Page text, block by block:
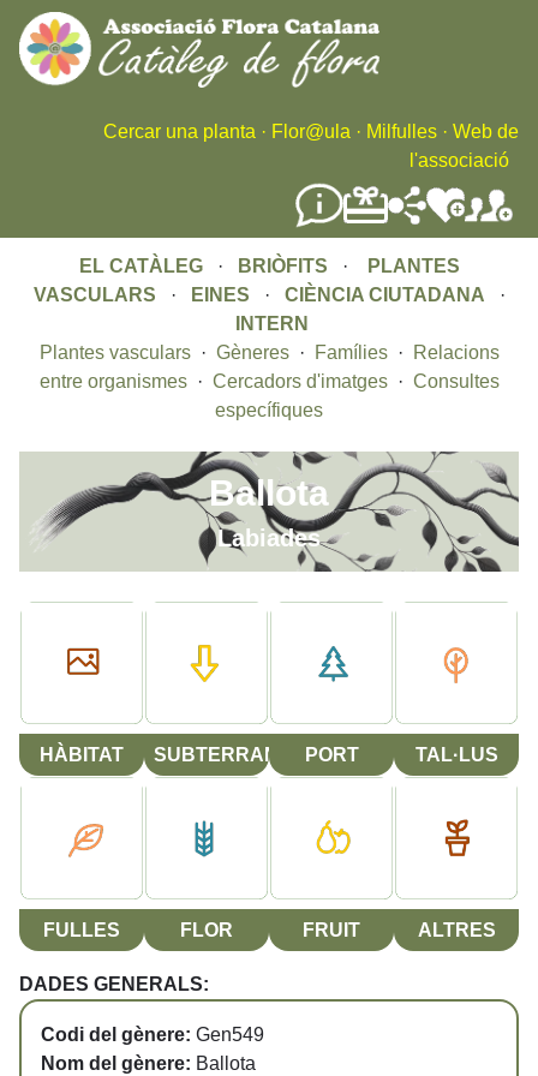
Skip
to
main
content
Cercar una planta · Flor@ula · Milfulles · Web de
l'associació
EL CATÀLEG· BRIÒFITS ·
PLANTES
VASCULARS · EINES · CIÈNCIA CIUTADANA ·
INTERN
Plantes vasculars· Gèneres· Famílies·
Relacions
entre organismes· Cercadors d'imatges· Consultes
específiques
Ballota
Labiades
HÀBITAT SUBTERRANI PORT TAL·LUS
FULLES FLOR FRUIT ALTRES
DADES GENERALS:
Codi del gènere: Gen549
Nom del gènere: Ballota